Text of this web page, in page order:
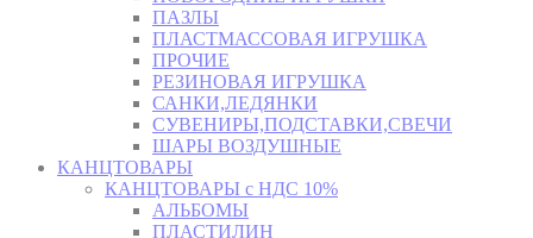
ПАЗЛЫ
ПЛАСТМАССОВАЯ ИГРУШКА
ПРОЧИЕ
РЕЗИНОВАЯ ИГРУШКА
САНКИ,ЛЕДЯНКИ
СУВЕНИРЫ,ПОДСТАВКИ,СВЕЧИ
ШАРЫ ВОЗДУШНЫЕ
КАНЦТОВАРЫ
КАНЦТОВАРЫ с НДС 10%
АЛЬБОМЫ
ПЛАСТИЛИН